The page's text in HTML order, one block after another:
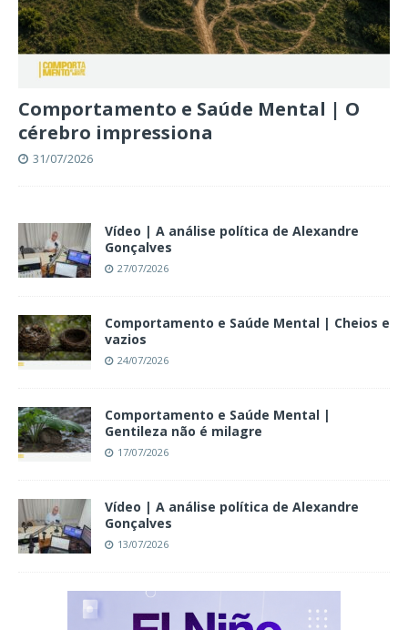
Comportamento e Saúde Mental | O
cérebro impressiona
31/07/2026
Vídeo | A análise política de Alexandre
Gonçalves
27/07/2026
Comportamento e Saúde Mental | Cheios e
vazios
24/07/2026
Comportamento e Saúde Mental |
Gentileza não é milagre
17/07/2026
Vídeo | A análise política de Alexandre
Gonçalves
13/07/2026